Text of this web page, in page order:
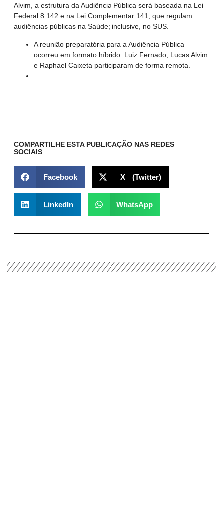
Alvim, a estrutura da Audiência Pública será baseada na Lei
Federal 8.142 e na Lei Complementar 141, que regulam
audiências públicas na Saúde; inclusive, no SUS.
A reunião preparatória para a Audiência Pública
ocorreu em formato híbrido. Luiz Fernado, Lucas Alvim
e Raphael Caixeta participaram de forma remota.
COMPARTILHE ESTA PUBLICAÇÃO NAS REDES
SOCIAIS
Facebook X (Twitter)
LinkedIn WhatsApp